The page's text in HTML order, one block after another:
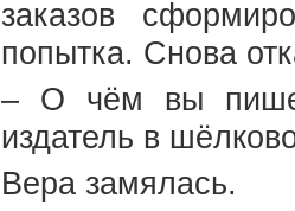
заказов
попытка. Снова
– О чём вы
издатель в
Вера замялась.